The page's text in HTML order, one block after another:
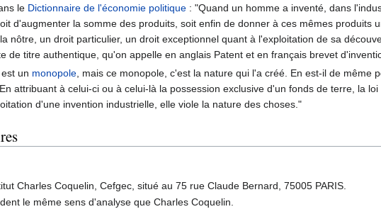
le Dictionnaire de l'économie politique : "Quand un homme a inventé, dans
d'augmenter la somme des produits, soit enfin de donner à ces mêmes produits
nôtre, un droit particulier, un droit exceptionnel quant à l'exploitation de sa
de titre authentique, qu'on appelle en anglais Patent et en français brevet
un monopole , mais ce monopole, c'est la nature qui l'a créé. En est-il de
attribuant à celui-ci ou à celui-là la possession exclusive d'un fonds de terre, la
d'une invention industrielle, elle viole la nature des choses."
Charles Coquelin, Cefgec, situé au 75 rue Claude Bernard, 75005 PARIS.
le même sens d'analyse que Charles Coquelin.